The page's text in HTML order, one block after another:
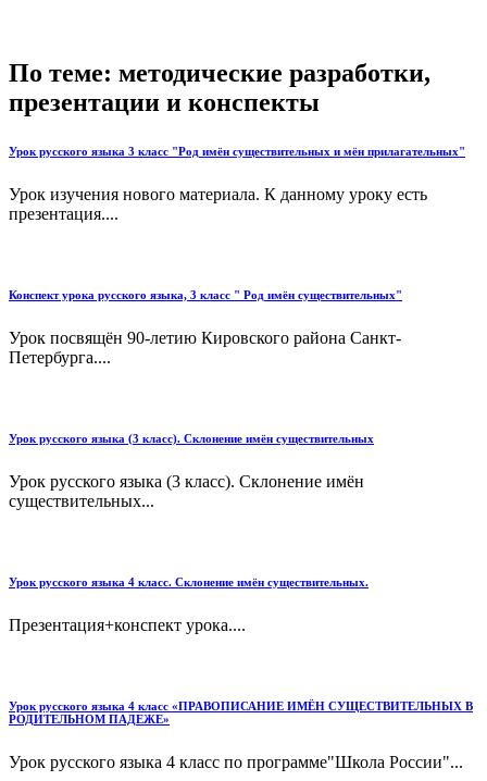
По теме: методические разработки,
презентации и конспекты
Урок русского языка 3 класс "Род имён существительных и мён прилагательных"
Урок изучения нового материала. К данному уроку есть
презентация....
Конспект урока русского языка, 3 класс " Род имён существительных"
Урок посвящён 90-летию Кировского района Санкт-
Петербурга....
Урок русского языка (3 класс). Склонение имён существительных
Урок русского языка (3 класс). Склонение имён
существительных...
Урок русского языка 4 класс. Склонение имён существительных.
Презентация+конспект урока....
Урок русского языка 4 класс «ПРАВОПИСАНИЕ ИМЁН СУЩЕСТВИТЕЛЬНЫХ В
РОДИТЕЛЬНОМ ПАДЕЖЕ»
Урок русского языка 4 класс по программе"Школа России"...